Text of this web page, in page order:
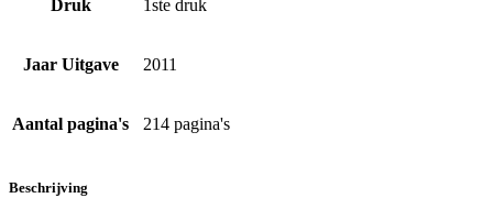
Druk 1ste druk
Jaar Uitgave 2011
Aantal pagina's 214 pagina's
Beschrijving